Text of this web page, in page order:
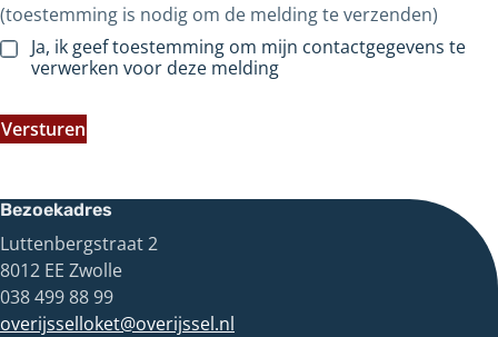
(toestemming is nodig om de melding te verzenden)
Ja, ik geef toestemming om mijn contactgegevens te
verwerken voor deze melding
Versturen
Bezoekadres
Luttenbergstraat 2
8012 EE Zwolle
038 499 88 99
overijsselloket@overijssel.nl